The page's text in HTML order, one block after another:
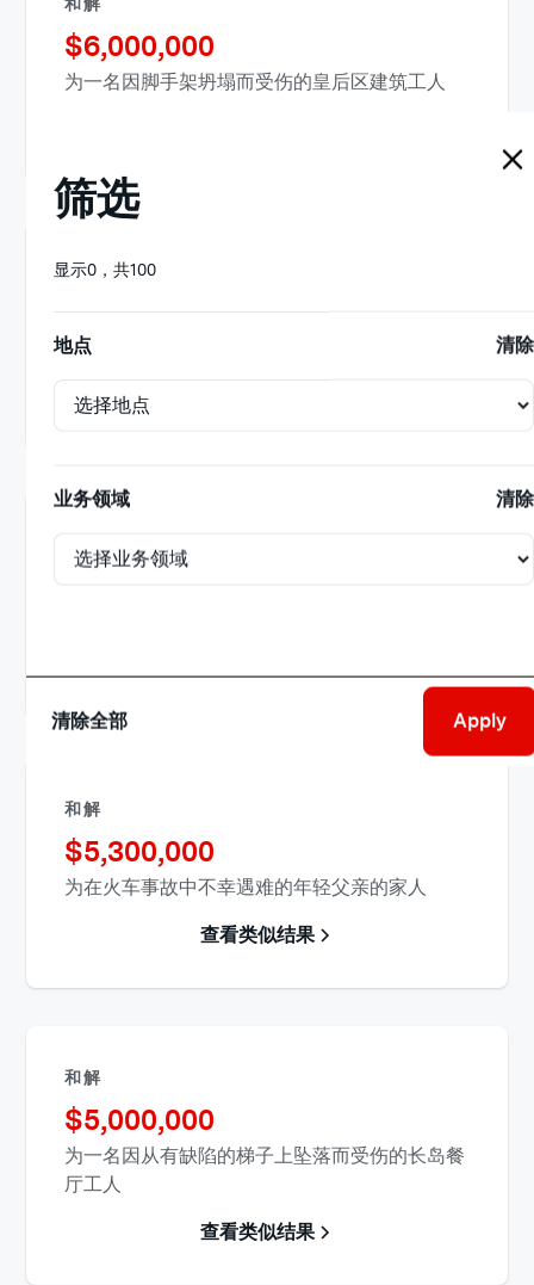
筛选
显示0，共100
地点 清除
业务领域 清除
清除全部
$6,000,000
为一名因脚手架坍塌而受伤的皇后区建筑工人
和解
$5,750,000
为一名因从高处坠落而严重受伤的HVAC承包商
和解
$5,300,000
为在火车事故中不幸遇难的年轻父亲的家人
查看类似结果
和解
$5,000,000
为一名因从有缺陷的梯子上坠落而受伤的长岛餐
厅工人
查看类似结果